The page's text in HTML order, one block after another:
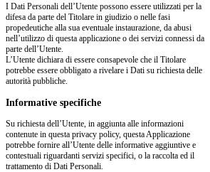
I Dati Personali dell’Utente possono essere utilizzati per la
difesa da parte del Titolare in giudizio o nelle fasi
propedeutiche alla sua eventuale instaurazione, da abusi
nell’utilizzo di questa applicazione o dei servizi connessi da
parte dell’Utente.
L’Utente dichiara di essere consapevole che il Titolare
potrebbe essere obbligato a rivelare i Dati su richiesta delle
autorità pubbliche.
Informative specifiche
Su richiesta dell’Utente, in aggiunta alle informazioni
contenute in questa privacy policy, questa Applicazione
potrebbe fornire all’Utente delle informative aggiuntive e
contestuali riguardanti servizi specifici, o la raccolta ed il
trattamento di Dati Personali.